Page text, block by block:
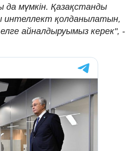
мүмкін. Қазақстанды
интеллект қолданылатын,
айналдыруымыз керек", -